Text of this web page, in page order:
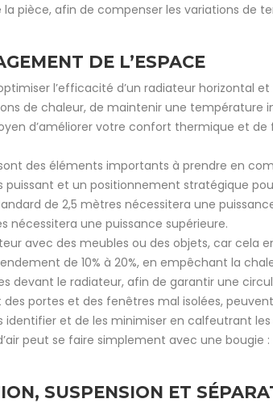
pièce, afin de compenser les variations de
DE L’ESPACE
l’efficacité d’un radiateur horizontal
de chaleur, de maintenir une température
d’améliorer votre confort thermique et
des éléments importants à prendre en
et un positionnement stratégique
de 2,5 mètres nécessitera une
nécessitera une puissance supérieure.
avec des meubles ou des objets, car cela
de 10% à 20%, en empêchant la
devant le radiateur, afin de garantir une
portes et des fenêtres mal isolées,
et de les minimiser en calfeutrant
peut se faire simplement avec une bougie
SUSPENSION ET